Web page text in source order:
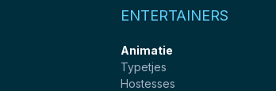
ENTERTAINERS
Animatie
Typetjes
Hostesses